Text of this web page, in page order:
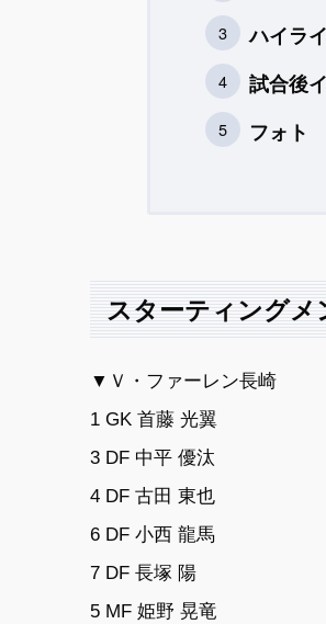
ハイラ
試合後
フォト
スターティングメ
▼Ｖ・ファーレン長崎
1 GK 首藤 光翼
3 DF 中平 優汰
4 DF 古田 東也
6 DF 小西 龍馬
7 DF 長塚 陽
5 MF 姫野 晃竜